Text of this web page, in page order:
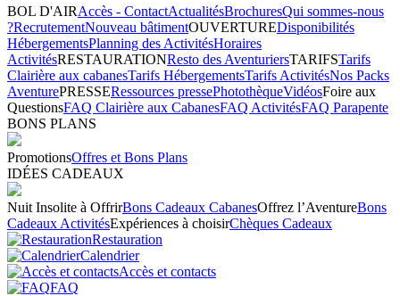
BOL D'AIRAccès - ContactActualitésBrochuresQui sommes-nous
?RecrutementNouveau bâtimentOUVERTUREDisponibilités
HébergementsPlanning des ActivitésHoraires
ActivitésRESTAURATIONResto des AventuriersTARIFSTarifs
Clairière aux cabanesTarifs HébergementsTarifs ActivitésNos Packs
AventurePRESSERessources pressePhotothèqueVidéosFoire aux
QuestionsFAQ Clairière aux CabanesFAQ ActivitésFAQ Parapente
BONS PLANS
PromotionsOffres et Bons Plans
IDÉES CADEAUX
Nuit Insolite à OffrirBons Cadeaux CabanesOffrez l’AventureBons
Cadeaux ActivitésExpériences à choisirChèques Cadeaux
Restauration
Calendrier
Accès et contacts
FAQ